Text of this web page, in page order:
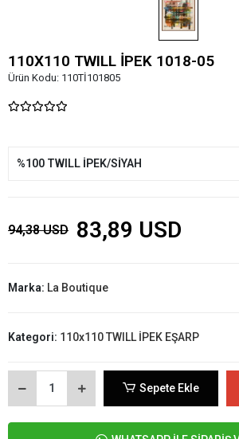
110X110 TWILL İPEK 1018-05
Ürün Kodu: 110Tİ101805
%100 TWILL İPEK/SİYAH
94,38 USD 83,89 USD
Marka: La Boutique
Kategori: 110x110 TWILL İPEK EŞARP
Sepete Ekle